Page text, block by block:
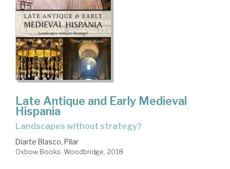
Late Antique and Early Medieval
Hispania
landscapes without strategy?
Diarte Blasco, Pilar
Oxbow Books. Woodbridge, 2018